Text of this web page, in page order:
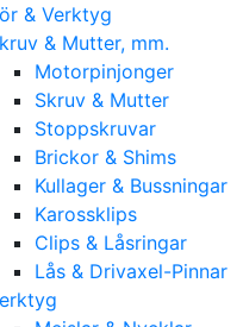
& Verktyg
& Mutter, mm.
Motorpinjonger
Skruv & Mutter
Stoppskruvar
Brickor & Shims
Kullager & Bussningar
Karossklips
Clips & Låsringar
Lås & Drivaxel-Pinnar